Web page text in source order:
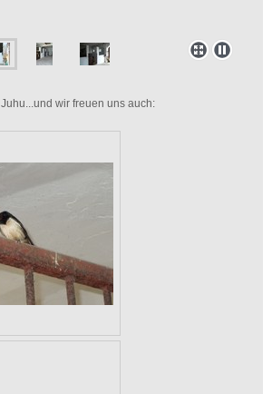
Juhu...und wir freuen uns auch: